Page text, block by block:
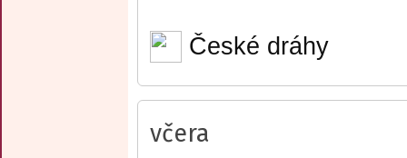
České dráhy
včera